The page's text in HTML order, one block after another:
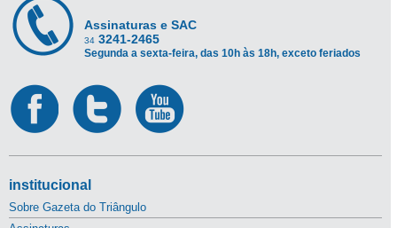
Assinaturas e SAC
34 3241-2465
Segunda a sexta-feira, das 10h às 18h, exceto feriados
institucional
Sobre Gazeta do Triângulo